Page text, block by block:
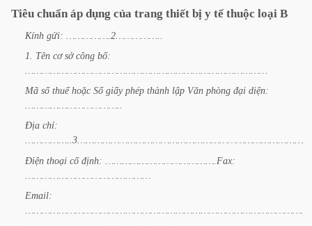
Tiêu chuẩn áp dụng của trang thiết bị y tế thuộc loại B
Kính gửi: …………….2……………..
1. Tên cơ sở công bố:
……………………………………………………………………………
Mã số thuế hoặc Số giấy phép thành lập Văn phòng đại diện:
……………………………..
Địa chỉ:
Điện thoại cố định:
………………………………….Fax:
Email: